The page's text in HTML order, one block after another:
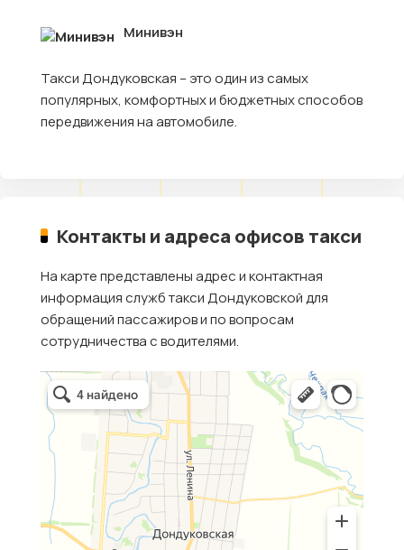
Минивэн
Такси Дондуковская – это один из самых
популярных, комфортных и бюджетных способов
передвижения на автомобиле.
Контакты и адреса офисов такси
На карте представлены адрес и контактная
информация служб такси Дондуковской для
обращений пассажиров и по вопросам
сотрудничества с водителями.